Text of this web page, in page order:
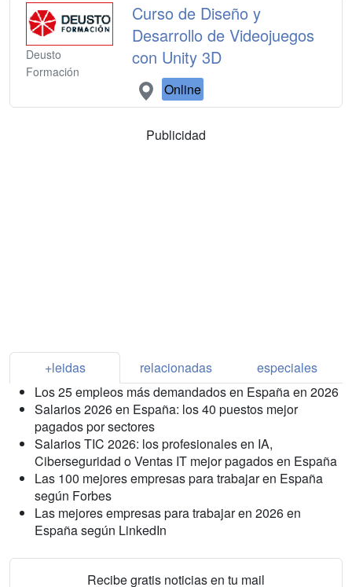
Deusto
Formación
Curso de Diseño y
Desarrollo de Videojuegos
con Unity 3D
Online
Publicidad
+leidas relacionadas
especiales
Los 25 empleos más demandados en España en 2026
Salarios 2026 en España: los 40 puestos mejor
pagados por sectores
Salarios TIC 2026: los profesionales en IA,
Ciberseguridad o Ventas IT mejor pagados en España
Las 100 mejores empresas para trabajar en España
según Forbes
Las mejores empresas para trabajar en 2026 en
España según LinkedIn
Recibe gratis noticias en tu mail